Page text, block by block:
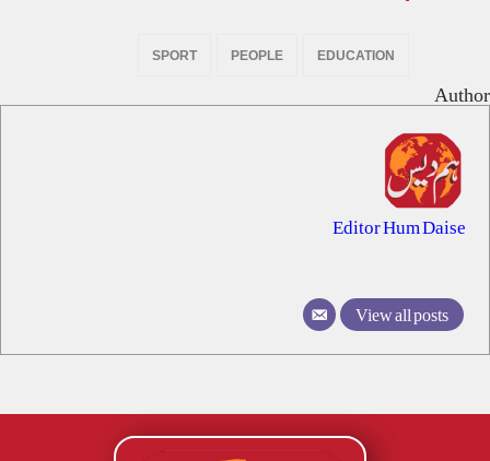
EDUCATION
PEOPLE
SPORT
Author
Editor Hum Daise
View all posts